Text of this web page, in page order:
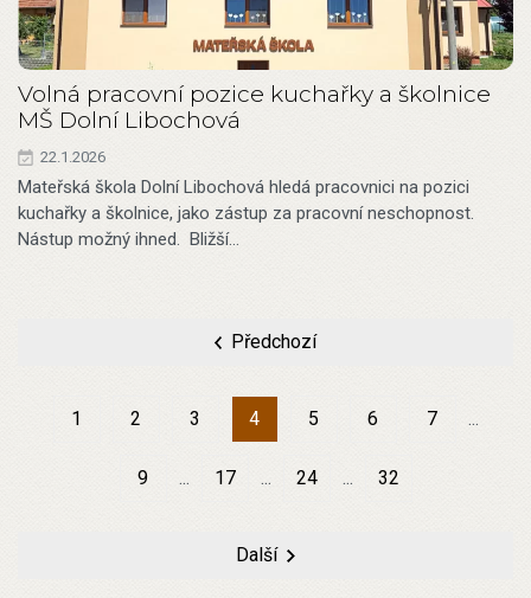
Volná pracovní pozice kuchařky a školnice
MŠ Dolní Libochová
22.1.2026
Mateřská škola Dolní Libochová hledá pracovnici na pozici
kuchařky a školnice, jako zástup za pracovní neschopnost.
Nástup možný ihned. Bližší…
Předchozí
1 2 3 4 5 6 7
9 17 24 32
Další